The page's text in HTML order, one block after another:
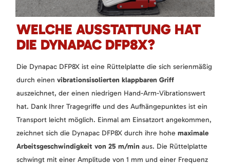
WELCHE AUSSTATTUNG HAT
DIE DYNAPAC DFP8X?
Die Dynapac DFP8X ist eine Rüttelplatte die sich serienmäßig
durch einen vibrationsisolierten klappbaren Griff
auszeichnet, der einen niedrigen Hand-Arm-Vibrationswert
hat. Dank Ihrer Tragegriffe und des Aufhängepunktes ist ein
Transport leicht möglich. Einmal am Einsatzort angekommen,
zeichnet sich die Dynapac DFP8X durch ihre hohe maximale
Arbeitsgeschwindigkeit von 25 m/min aus. Die Rüttelplatte
schwingt mit einer Amplitude von 1 mm und einer Frequenz